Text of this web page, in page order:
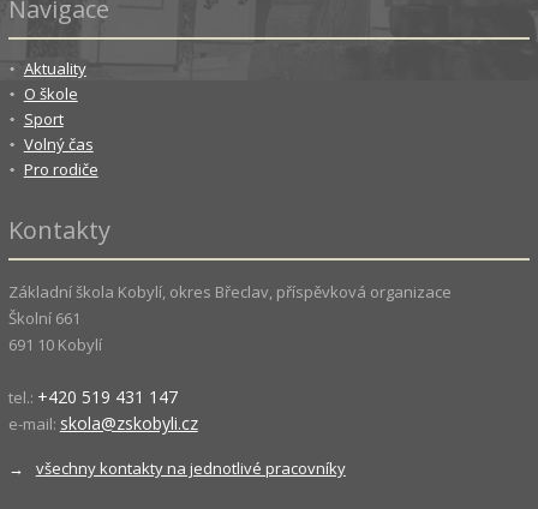
Navigace
Aktuality
O škole
Sport
Volný čas
Pro rodiče
Kontakty
Základní škola Kobylí, okres Břeclav, příspěvková organizace
Školní 661
691 10 Kobylí
tel.: +420 519 431 147
e-mail: skola@zskobyli.cz
→ všechny kontakty na jednotlivé pracovníky